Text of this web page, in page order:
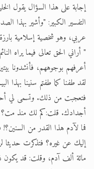
الحجّ..
اقرأ
إجابة على هذا السؤال يقول
التفسير الكبير: "وأشير بهذا
عربي، وهو شخصية إسلامية
" أراني الحق تعالى فيما يراه
أعرفهم بوجوههم، فأنشدونا
لقد طفنا كما طفتم سنينا بهذا
فتعجبت من ذلك. وتسمى لي
أجدادك. قلت:كم لك منذ مت؟
فما لآدم هذا القدر من
إليك عن غيره؟ فتذكرت حديثا
مائة ألف آدم، وقلت: قد